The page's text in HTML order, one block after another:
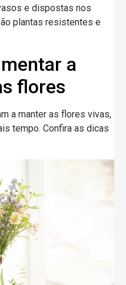
e dispostas nos
plantas resistentes e
a
flores
a manter as flores vivas,
tempo. Confira as dicas